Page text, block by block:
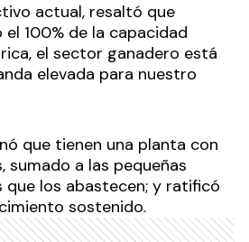
actual, resaltó que
100% de la capacidad
el sector ganadero está
elevada para nuestro
que tienen una planta con
sumado a las pequeñas
que los abastecen; y ratificó
sostenido.